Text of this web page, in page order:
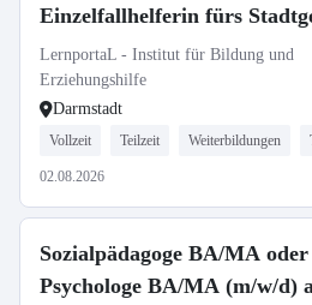
Einzelfallhelferin fürs
Darmstadt gesucht
LernportaL - Institut für Bildung und
Erziehungshilfe
Darmstadt
Vollzeit Teilzeit Weiterbildungen
02.08.2026
Sozialpädagoge BA/MA oder
Psychologe BA/MA (m/w/d)